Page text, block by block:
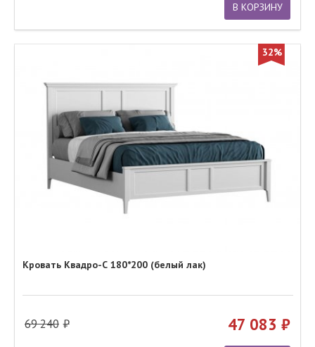
В КОРЗИНУ
32%
Кровать Квадро-С 180*200 (белый лак)
69 240 47 083